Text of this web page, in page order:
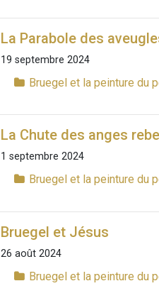
La Parabole des
19 septembre 2024
Bruegel et la peinture du
La Chute des anges
1 septembre 2024
Bruegel et la peinture du
Bruegel et Jésus
26 août 2024
Bruegel et la peinture du